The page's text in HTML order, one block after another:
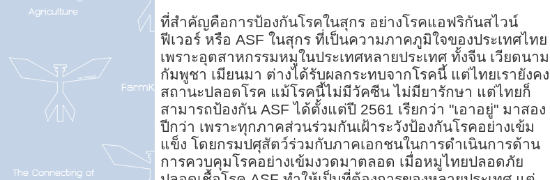
ที่สำคัญคือการป้องกันโรคในสุกร อย่างโรคแอฟริกันสไวน์
ฟีเวอร์ หรือ ASF ในสุกร ที่เป็นความภาคภูมิใจของประเทศไทย
เพราะอุตสาหกรรมหมูในประเทศหลายประเทศ ทั้งจีน เวียดนาม
กัมพูชา เมียนมา ต่างได้รับผลกระทบจากโรคนี้ แต่ไทยเรายังคง
สถานะปลอดโรค แม้โรคนี้ไม่มีวัคซีน ไม่มียารักษา แต่ไทยก็
สามารถป้องกัน ASF ได้ตั้งแต่ปี 2561 เรียกว่า "เอาอยู่" มาสอง
ปีกว่า เพราะทุกภาคส่วนร่วมกันเฝ้าระวังป้องกันโรคอย่างเข้ม
แข็ง โดยกรมปศุสัตว์ร่วมกับภาคเอกชนในการดำเนินการด้าน
การควบคุมโรคอย่างเข้มงวดมาตลอด เมื่อหมูไทยปลอดภัย